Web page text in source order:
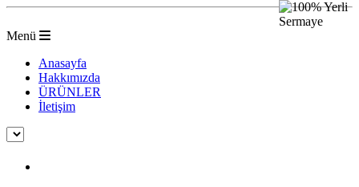
Menü
Anasayfa
Hakkımızda
ÜRÜNLER
İletişim